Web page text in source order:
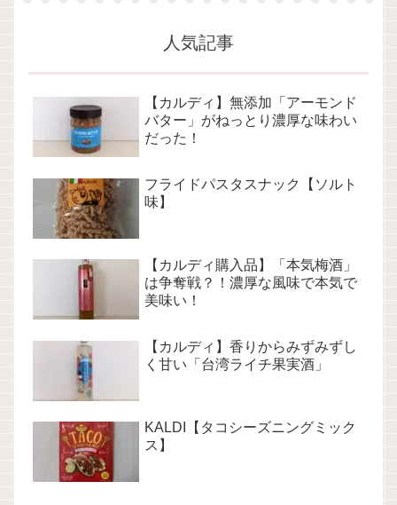
人気記事
【カルディ】無添加「アーモンド
バター」がねっとり濃厚な味わい
だった！
フライドパスタスナック【ソルト
味】
【カルディ購入品】「本気梅酒」
は争奪戦？！濃厚な風味で本気で
美味い！
【カルディ】香りからみずみずし
く甘い「台湾ライチ果実酒」
KALDI【タコシーズニングミック
ス】